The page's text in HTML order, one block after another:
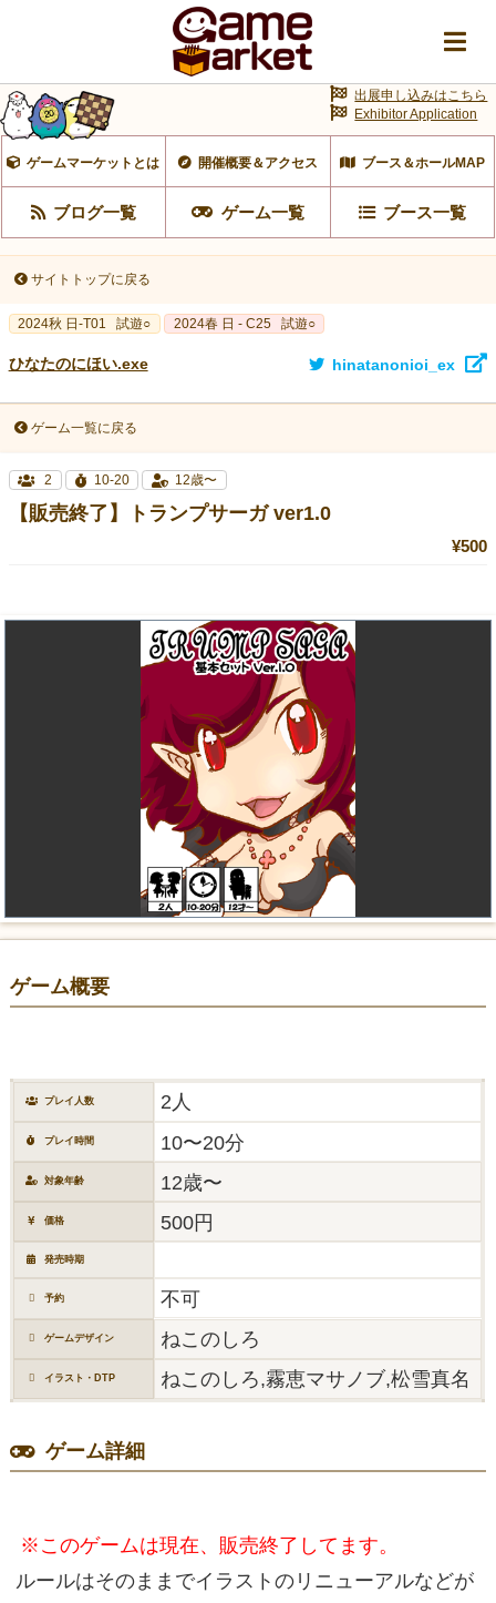
ゲームマーケットとは 開催概要＆アクセス ブース＆ホールMAP
ブログ一覧 ゲーム一覧 ブース一覧
出展申し込みはこちら
Exhibitor Application
サイトトップに戻る
2024秋 日-T01 試遊○ 2024春 日 - C25 試遊○
ひなたのにほい.exe hinatanonioi_ex
ゲーム一覧に戻る
2 10-20 12歳〜
【販売終了】トランプサーガ ver1.0
¥500
ゲーム概要
プレイ人数 2人
プレイ時間 10〜20分
対象年齢 12歳〜
価格 500円
発売時期
予約 不可
ゲームデザイン ねこのしろ
イラスト・DTP ねこのしろ,霧恵マサノブ,松雪真名
ゲーム詳細
※このゲームは現在、販売終了してます。
ルールはそのままでイラストのリニューアルなどが